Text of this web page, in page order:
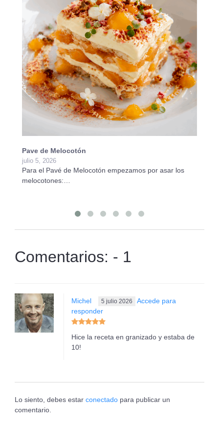
Pave de Melocotón
julio 5, 2026
Para el Pavé de Melocotón empezamos por asar los
melocotones:…
Comentarios: - 1
Michel 5 julio 2026
Accede para
responder
Hice la receta en granizado y estaba de
10!
Lo siento, debes estar conectado para publicar un
comentario.